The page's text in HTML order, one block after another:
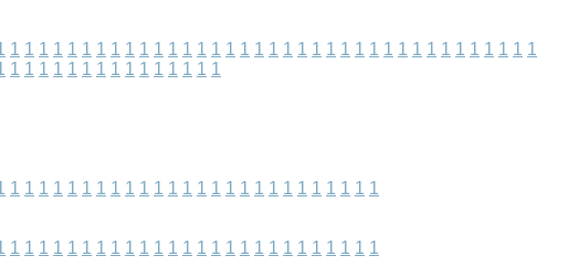
1 1 1 1 1 1 1 1 1 1 1 1 1 1 1 1 1 1 1 1 1 1 1 1 1 1 1 1 1 1 1 1 1 1 1 1 1
1 1 1 1 1 1 1 1 1 1 1 1 1 1 1
1 1 1 1 1 1 1 1 1 1 1 1 1 1 1 1 1 1 1 1 1 1 1 1 1 1
1 1 1 1 1 1 1 1 1 1 1 1 1 1 1 1 1 1 1 1 1 1 1 1 1 1